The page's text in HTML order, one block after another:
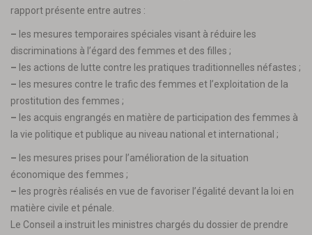
rapport présente entre autres :
– les mesures temporaires spéciales visant à réduire les
discriminations à l’égard des femmes et des filles ;
– les actions de lutte contre les pratiques traditionnelles néfastes ;
– les mesures contre le trafic des femmes et l’exploitation de la
prostitution des femmes ;
– les acquis engrangés en matière de participation des femmes à
la vie politique et publique au niveau national et international ;
– les mesures prises pour l’amélioration de la situation
économique des femmes ;
– les progrès réalisés en vue de favoriser l’égalité devant la loi en
matière civile et pénale.
Le Conseil a instruit les ministres chargés du dossier de prendre